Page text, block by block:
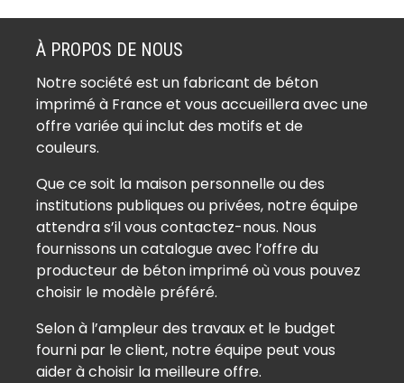
Béton imprimé Ablis (78660)
Béton imprimé Achères (78260)
Béton imprimé Adainville (78113)
Béton imprimé Aigremont (78240)
Béton imprimé Allainville (78660)
Béton imprimé Andelu (78770)
Béton imprimé Arnouville-lès-
Mantes (78790)
Béton imprimé Aubergenville
(78410)
Béton imprimé Auffargis (78610)
Béton imprimé Auffreville-Brasseuil
(78930)
Béton imprimé Aulnay-sur-Mauldre
À PROPOS DE NOUS
Notre société est un fabricant de béton
imprimé à France et vous accueillera avec une
offre variée qui inclut des motifs et de
couleurs.
Que ce soit la maison personnelle ou des
institutions publiques ou privées, notre équipe
attendra s’il vous contactez-nous. Nous
fournissons un catalogue avec l’offre du
producteur de béton imprimé où vous pouvez
choisir le modèle préféré.
Selon à l’ampleur des travaux et le budget
fourni par le client, notre équipe peut vous
aider à choisir la meilleure offre.